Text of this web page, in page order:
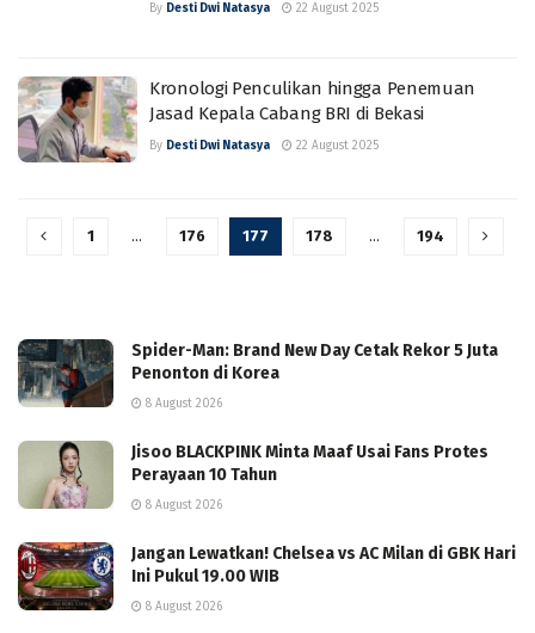
By Desti Dwi Natasya 22 August 2025
Kronologi Penculikan hingga Penemuan
Jasad Kepala Cabang BRI di Bekasi
By Desti Dwi Natasya 22 August 2025
1 … 176 177 178 … 194
Spider-Man: Brand New Day Cetak Rekor 5 Juta
Penonton di Korea
8 August 2026
Jisoo BLACKPINK Minta Maaf Usai Fans Protes
Perayaan 10 Tahun
8 August 2026
Jangan Lewatkan! Chelsea vs AC Milan di GBK Hari
Ini Pukul 19.00 WIB
8 August 2026